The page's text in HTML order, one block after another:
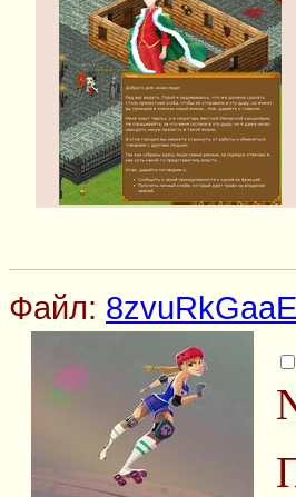
Файл: